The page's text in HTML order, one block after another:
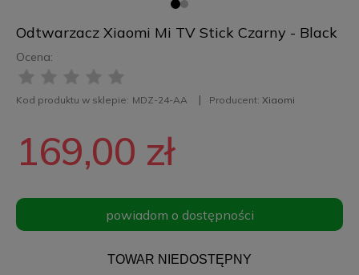
Odtwarzacz Xiaomi Mi TV Stick Czarny - Black
Ocena:
Kod produktu w sklepie: MDZ-24-AA Producent: Xiaomi
169,00 zł
powiadom o dostępności
TOWAR NIEDOSTĘPNY